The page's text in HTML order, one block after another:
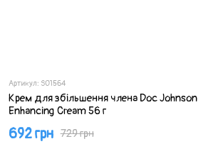
Артикул: SO1564
Крем для збільшення члена Doc
Enhancing Cream 56 г
729 грн
692 грн